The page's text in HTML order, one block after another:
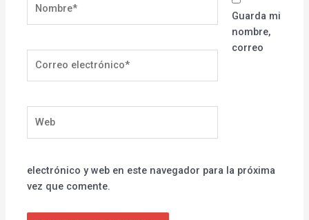
electrónico*
Guarda mi
nombre,
correo
electrónico y web en este navegador para la próxima
vez que comente.